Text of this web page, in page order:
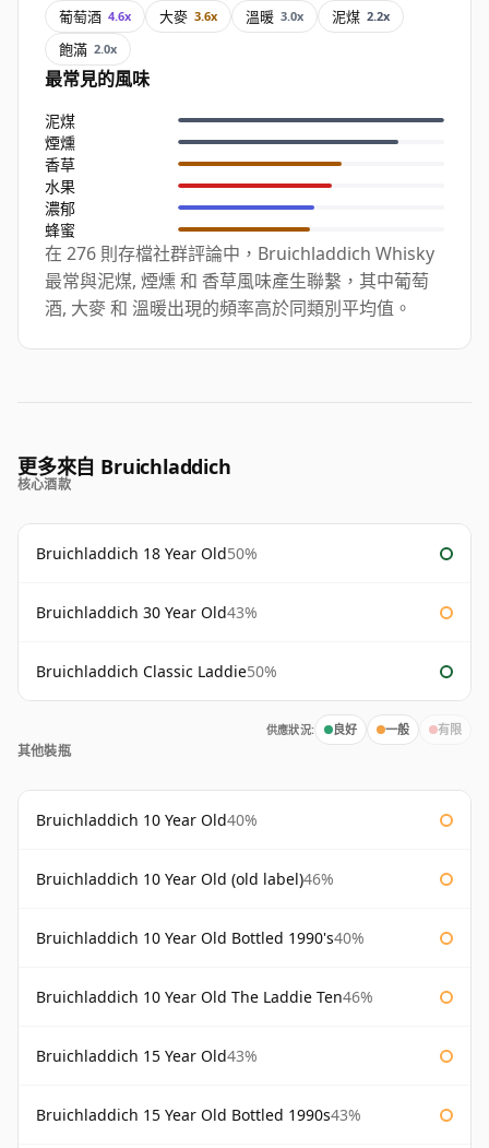
葡萄酒 4.6x 大麥 3.6x 溫暖 3.0x 泥煤 2.2x
飽滿 2.0x
最常見的風味
泥煤
煙燻
香草
水果
濃郁
蜂蜜
在 276 則存檔社群評論中，Bruichladdich Whisky
最常與泥煤, 煙燻 和 香草風味產生聯繫，其中葡萄
酒, 大麥 和 溫暖出現的頻率高於同類別平均值。
更多來自 Bruichladdich
核心酒款
Bruichladdich 18 Year Old50%
Bruichladdich 30 Year Old43%
Bruichladdich Classic Laddie50%
供應狀況: 良好 一般 有限
其他裝瓶
Bruichladdich 10 Year Old40%
Bruichladdich 10 Year Old (old label)46%
Bruichladdich 10 Year Old Bottled 1990's40%
Bruichladdich 10 Year Old The Laddie Ten46%
Bruichladdich 15 Year Old43%
Bruichladdich 15 Year Old Bottled 1990s43%